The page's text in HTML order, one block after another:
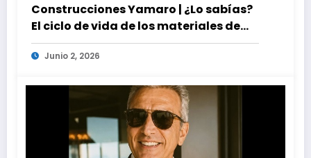
Construcciones Yamaro | ¿Lo sabías?
El ciclo de vida de los materiales de
construcción revoluciona eficiencia
en proyectos modernos
Junio 2, 2026